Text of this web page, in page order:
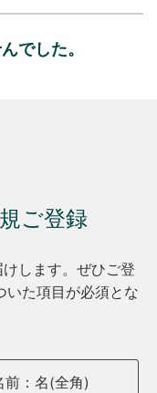
でした。
ご登録
します。ぜひご登
いた項目が必須とな
前：名(全角)